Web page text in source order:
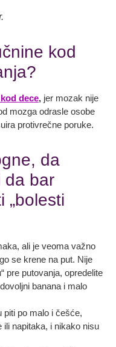
kod
dece, jer mozak nije
mozga odrasle osobe
protivrečne poruke.
da
da bar
„bolesti
ali je veoma važno
se krene na put. Nije
pre putovanja, opredelite
banana i malo
piti po malo i češće,
ili napitaka, i nikako nisu